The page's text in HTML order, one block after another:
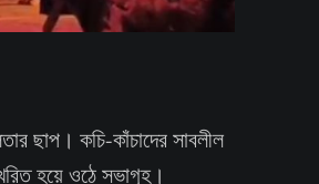
ছাপ। কচি-কাঁচাদের সাবলীল
হয়ে ওঠে সভাগৃহ।